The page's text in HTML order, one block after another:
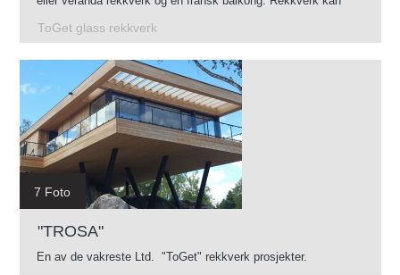
ToGet glass rekkverk
7 Foto
"TROSA"
En av de vakreste Ltd. "ToGet" rekkverk prosjekter.